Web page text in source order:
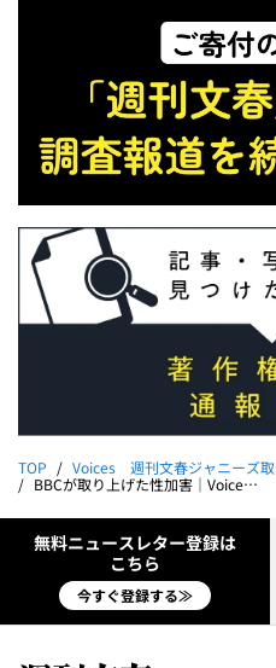
TOP Voices 週刊文春ジャニーズ取材班の290日
BBCが取り上げた性加害｜Voices 週刊文春ジャニーズ取材班の290日【新連載】
無料ニュースレター登録は
こちら
今すぐ登録する≫